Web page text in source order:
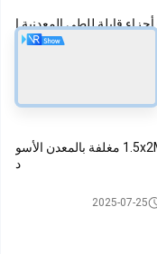
6 أجزاء قابلة للطي المعدنية ا
الكلب الملعب جرو ا
1.5x2M مغلفة بالمعدن الأسو
د
بيت الكلب الصلب2025-07-25